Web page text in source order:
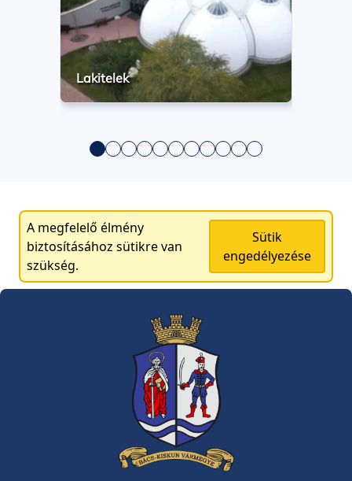
Lakitelek
A megfelelő élmény
biztosításához sütikre van
szükség.
Sütik
engedélyezése